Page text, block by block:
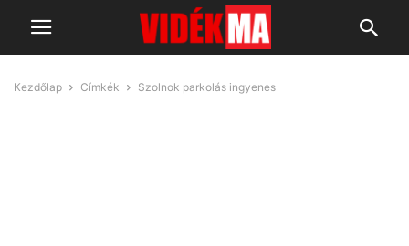
Kezdőlap Címkék Szolnok parkolás ingyenes